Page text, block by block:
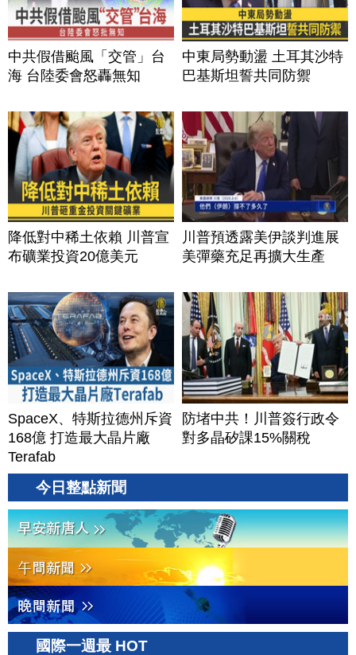
中共假借颱風「交管」台
海 台陸委會怒轟無知
中東局勢動盪 土耳其沙特
巴基斯坦誓共同防禦
降低對中稀土依賴 川普宣
布礦業投資20億美元
川普預透露美伊談判進展
美彈藥充足再擴大生產
SpaceX、特斯拉德州斥資
168億 打造最大晶片廠
Terafab
防堵中共！川普簽行政令
對多晶矽課15%關稅
今日整點新聞
國際一週最 HOT